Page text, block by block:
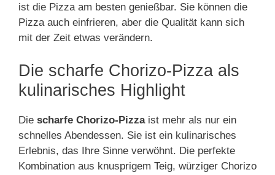
ist die Pizza am besten genießbar. Sie können die
Pizza auch einfrieren, aber die Qualität kann sich
mit der Zeit etwas verändern.
Die scharfe Chorizo-Pizza als
kulinarisches Highlight
Die scharfe Chorizo-Pizzaist mehr als nur ein
schnelles Abendessen. Sie ist ein kulinarisches
Erlebnis, das Ihre Sinne verwöhnt. Die perfekte
Kombination aus knusprigem Teig, würziger Chorizo